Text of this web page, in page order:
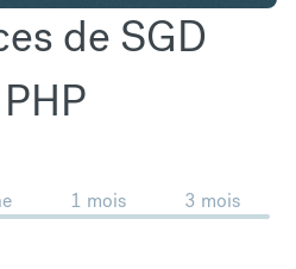
de SGD
1 mois 3 mois